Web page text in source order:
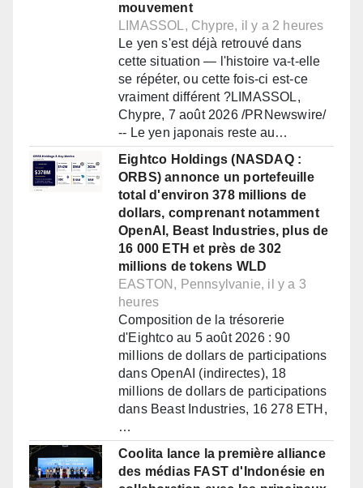
mouvement
LIMASSOL, Chypre, il y a 2 heures
Le yen s'est déjà retrouvé dans
cette situation — l'histoire va-t-elle
se répéter, ou cette fois-ci est-ce
vraiment différent ?LIMASSOL,
Chypre, 7 août 2026 /PRNewswire/
-- Le yen japonais reste au…
Eightco Holdings (NASDAQ :
ORBS) annonce un portefeuille
total d'environ 378 millions de
dollars, comprenant notamment
OpenAI, Beast Industries, plus de
16 000 ETH et près de 302
millions de tokens WLD
EASTON, Pennsylvanie, il y a 3
heures
Composition de la trésorerie
d'Eightco au 5 août 2026 : 90
millions de dollars de participations
dans OpenAI (indirectes), 18
millions de dollars de participations
dans Beast Industries, 16 278 ETH,
…
Coolita lance la première alliance
des médias FAST d'Indonésie en